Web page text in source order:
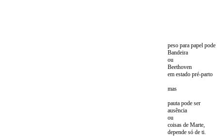
peso para papel pode
Bandeira
ou
Beethoven
em estado pré-parto
mas
pauta pode ser
ausência
ou
coisas de Marte,
depende só de ti.